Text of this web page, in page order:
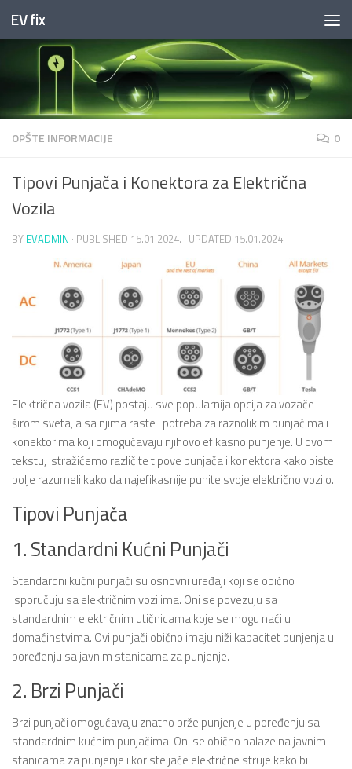
Skip to content
EV fix
OPŠTE INFORMACIJE 0
Tipovi Punjača i Konektora za Električna
Vozila
BY EVADMIN · PUBLISHED 15.01.2024. · UPDATED 15.01.2024.
Električna vozila (EV) postaju sve popularnija opcija za vozače
širom sveta, a sa njima raste i potreba za raznolikim punjačima i
konektorima koji omogućavaju njihovo efikasno punjenje. U ovom
tekstu, istražićemo različite tipove punjača i konektora kako biste
bolje razumeli kako da najefikasnije punite svoje električno vozilo.
Tipovi Punjača
1. Standardni Kućni Punjači
Standardni kućni punjači su osnovni uređaji koji se obično
isporučuju sa električnim vozilima. Oni se povezuju sa
standardnim električnim utičnicama koje se mogu naći u
domaćinstvima. Ovi punjači obično imaju niži kapacitet punjenja u
poređenju sa javnim stanicama za punjenje.
2. Brzi Punjači
Brzi punjači omogućavaju znatno brže punjenje u poređenju sa
standardnim kućnim punjačima. Oni se obično nalaze na javnim
stanicama za punjenje i koriste jače električne struje kako bi